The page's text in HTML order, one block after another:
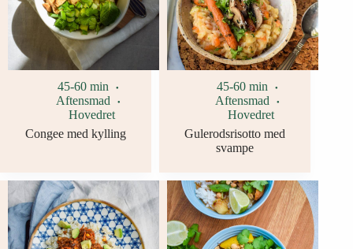
45-60 min
Aftensmad
Hovedret
Congee med kylling
45-60 min
Aftensmad
Hovedret
Gulerodsrisotto med
svampe